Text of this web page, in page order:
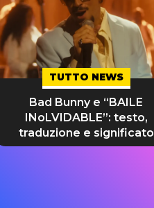
TUTTO NEWS
Bad Bunny e “BAILE
INoLVIDABLE”: testo,
traduzione e significato